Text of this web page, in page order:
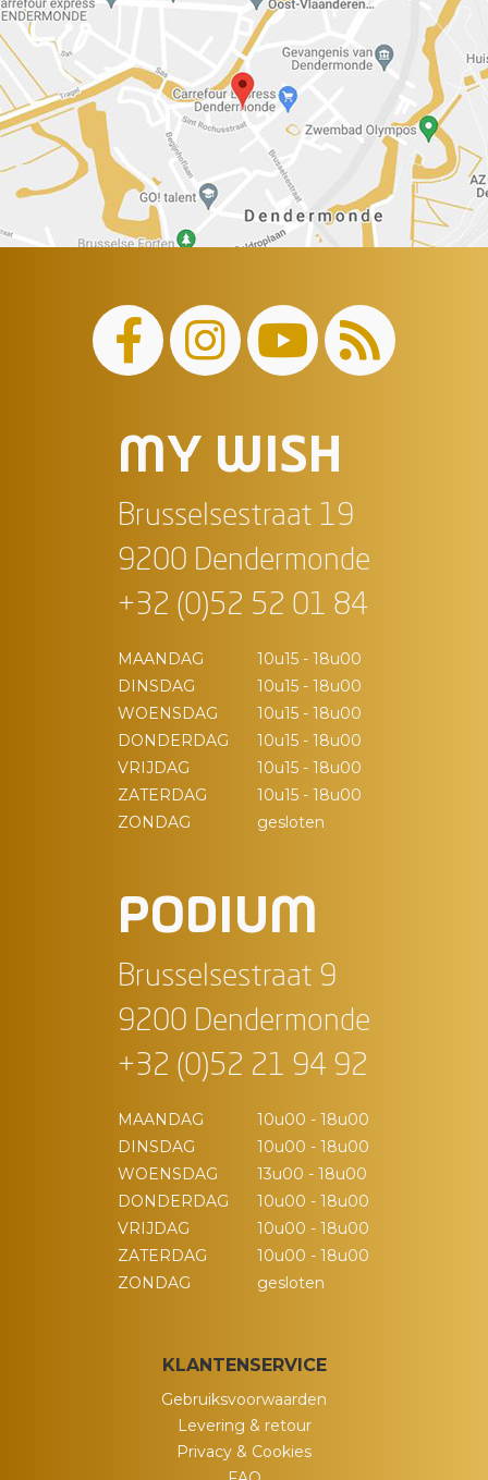
MY WISH
Brusselsestraat 19
9200 Dendermonde
+32 (0)52 52 01 84
MAANDAG
10u15 - 18u00
DINSDAG
10u15 - 18u00
WOENSDAG
10u15 - 18u00
DONDERDAG
10u15 - 18u00
VRIJDAG
10u15 - 18u00
ZATERDAG
10u15 - 18u00
ZONDAG
gesloten
PODIUM
Brusselsestraat 9
9200 Dendermonde
+32 (0)52 21 94 92
MAANDAG
10u00 - 18u00
DINSDAG
10u00 - 18u00
WOENSDAG
13u00 - 18u00
DONDERDAG
10u00 - 18u00
VRIJDAG
10u00 - 18u00
ZATERDAG
10u00 - 18u00
ZONDAG
gesloten
KLANTENSERVICE
Gebruiksvoorwaarden
Levering & retour
Privacy & Cookies